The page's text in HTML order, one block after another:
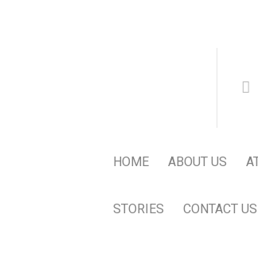
HOME ABOUT US
STORIES CONTACT US